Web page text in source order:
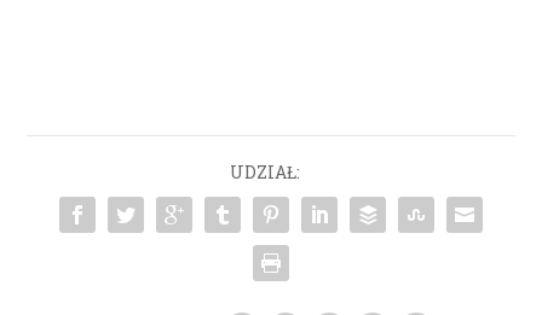
UDZIAŁ: